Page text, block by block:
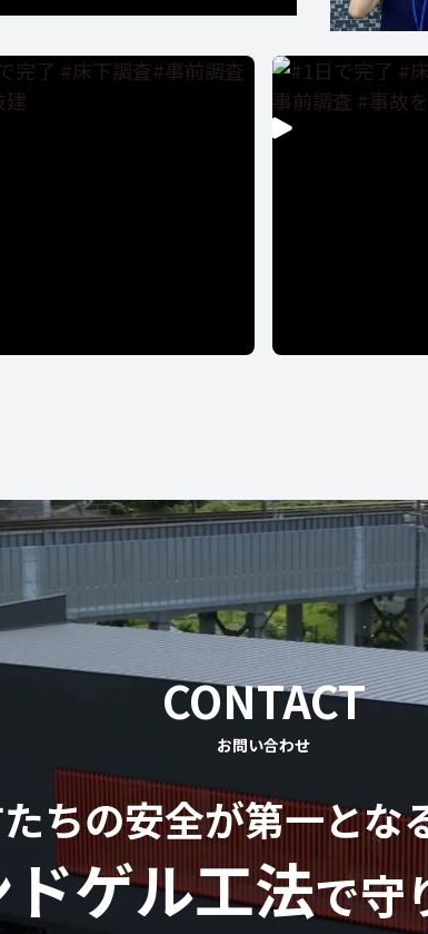
CONTACT
お問い合わせ
ちの安全が第一とな
ゲル工法で守